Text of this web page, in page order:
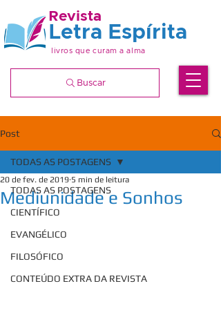
Revista
livros que curam a alma
Letra Espírita
Buscar
Post
TODAS AS POSTAGENS
CIENTÍFICO
EVANGÉLICO
FILOSÓFICO
CONTEÚDO EXTRA DA REVISTA
TODAS AS POSTAGENS
Mediunidade e Sonhos
20 de fev. de 2019 5 min de leitura